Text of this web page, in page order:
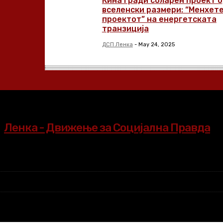
вселенски размери:
проектот” на енергетската
транзиција
ДСП Ленка - May 24, 2025
Ленка - Движење за Социјална Правда